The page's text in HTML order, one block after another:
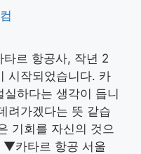
르 항공사, 작년 2
시작되었습니다. 카
하다는 생각이 듭니
려가겠다는 뜻 같습
기회를 자신의 것으
카타르 항공 서울